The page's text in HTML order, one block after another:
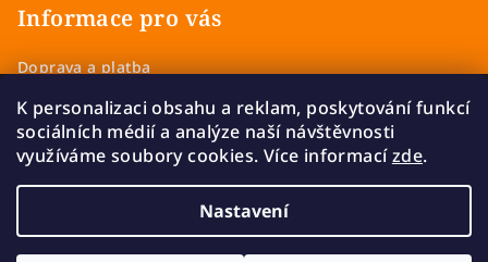
K personalizaci obsahu a reklam, poskytování funkcí
sociálních médií a analýze naší návštěvnosti
využíváme soubory cookies. Více informacízde.
Nastavení
Informace pro vás
Doprava a platba
Zásady ochrany osobních údajů
Vrácení a výměna zboží